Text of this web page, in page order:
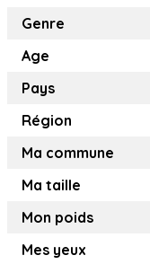
Genre
Age
Pays
Région
Ma commune
Ma taille
Mon poids
Mes yeux